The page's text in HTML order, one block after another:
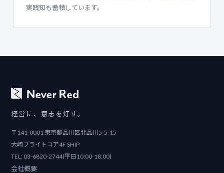
実践知も蓄積しています。
経営に、意志を灯す。
〒141-0001 東京都品川区北品川5-5-15
大崎ブライトコア4F SHIP
TEL: 03-6820-2744(平日10:00-18:00)
会社概要